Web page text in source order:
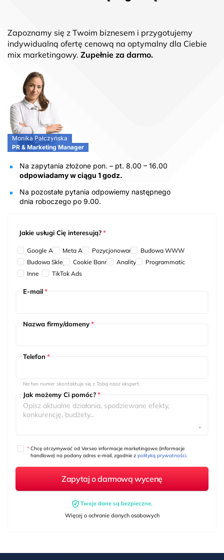
Zapoznamy się z Twoim biznesem i przygotujemy
indywidualną ofertę cenową na optymalny dla Ciebie
mix marketingowy. Zupełnie za darmo.
Monika Pałczyńska
PR & Marketing Manager
Na zapytania złożone pon. – pt. 8.00 – 16.00
odpowiadamy w ciągu 1 godz.
Na pozostałe pytania odpowiemy następnego
dnia roboczego po 9.00.
Jakie usługi Cię interesują?*
Google Ads Meta Ads Pozycjonowanie
Budowa WWW
Budowa Sklepu
Cookie Banner Analityka
Programmatic
Inne
TikTok Ads
E-mail*
Nazwa firmy/domeny*
Telefon *
Na ten numer skontaktuje się z Tobą nasz ekspert.
Jak możemy Ci pomóc?*
Chcę otrzymywać od Verseo informacje marketingowe (informacje
handlowe) na podany adres e-mail, zgodnie z polityką prywatności
*
Twoje dane są bezpieczne.
Więcej o ochronie danych osobowych